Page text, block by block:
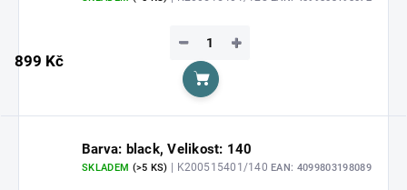
899 Kč
+
−
Do košíku
Barva: black, Velikost: 140
SKLADEM (>5 KS) | K200515401/140EAN: 4099803198089